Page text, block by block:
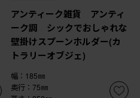
アンティーク雑貨 アンティ
ーク調 シックでおしゃれな
壁掛けスプーンホルダー(カ
トラリーオブジェ)
幅：185㎜
奥行：75㎜